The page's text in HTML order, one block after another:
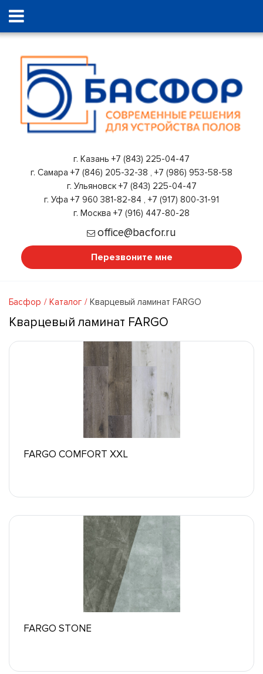
г. Казань +7 (843) 225-04-47
г. Самара +7 (846) 205-32-38 , +7 (986) 953-58-58
г. Ульяновск +7 (843) 225-04-47
г. Уфа +7 960 381-82-84 , +7 (917) 800-31-91
г. Москва +7 (916) 447-80-28
office@bacfor.ru
Перезвоните мне
Басфор Каталог Кварцевый ламинат FARGO
Кварцевый ламинат FARGO
FARGO COMFORT XXL
FARGO STONE